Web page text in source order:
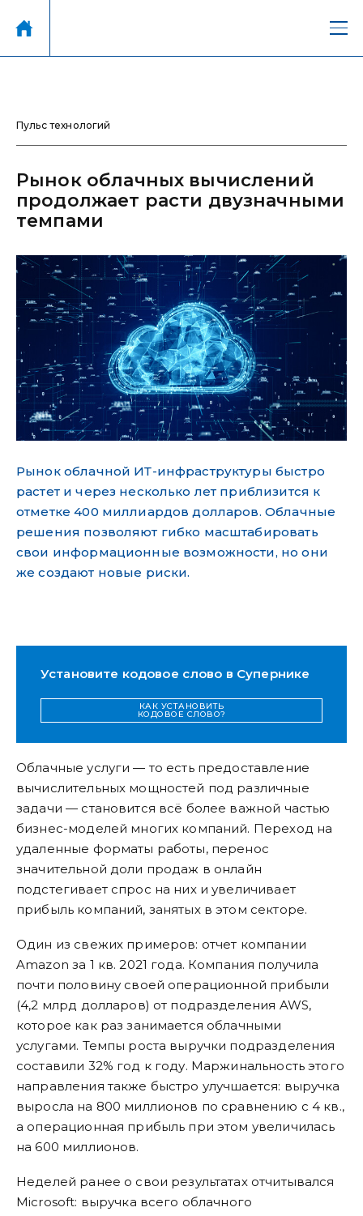
Пульс технологий
Рынок облачных вычислений
продолжает расти двузначными
темпами
Рынок облачной ИТ-инфраструктуры быстро
растет и через несколько лет приблизится к
отметке 400 миллиардов долларов. Облачные
решения позволяют гибко масштабировать
свои информационные возможности, но они
же создают новые риски.
Установите кодовое слово в Супернике
КАК УСТАНОВИТЬ
КОДОВОЕ СЛОВО?
Облачные услуги — то есть предоставление
вычислительных мощностей под различные
задачи — становится всё более важной частью
бизнес-моделей многих компаний. Переход на
удаленные форматы работы, перенос
значительной доли продаж в онлайн
подстегивает спрос на них и увеличивает
прибыль компаний, занятых в этом секторе.
Один из свежих примеров: отчет компании
Amazon за 1 кв. 2021 года. Компания получила
почти половину своей операционной прибыли
(4,2 млрд долларов) от подразделения AWS,
которое как раз занимается облачными
услугами. Темпы роста выручки подразделения
составили 32% год к году. Маржинальность этого
направления также быстро улучшается: выручка
выросла на 800 миллионов по сравнению с 4 кв.,
а операционная прибыль при этом увеличилась
на 600 миллионов.
Неделей ранее о свои результатах отчитывался
Microsoft: выручка всего облачного